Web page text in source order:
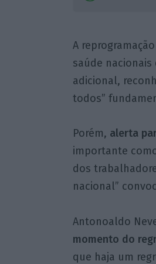
A
saúde
adicional,
todos”
Porém, alerta
importante
dos
nacional”
Antonoaldo
momento do
que haja um